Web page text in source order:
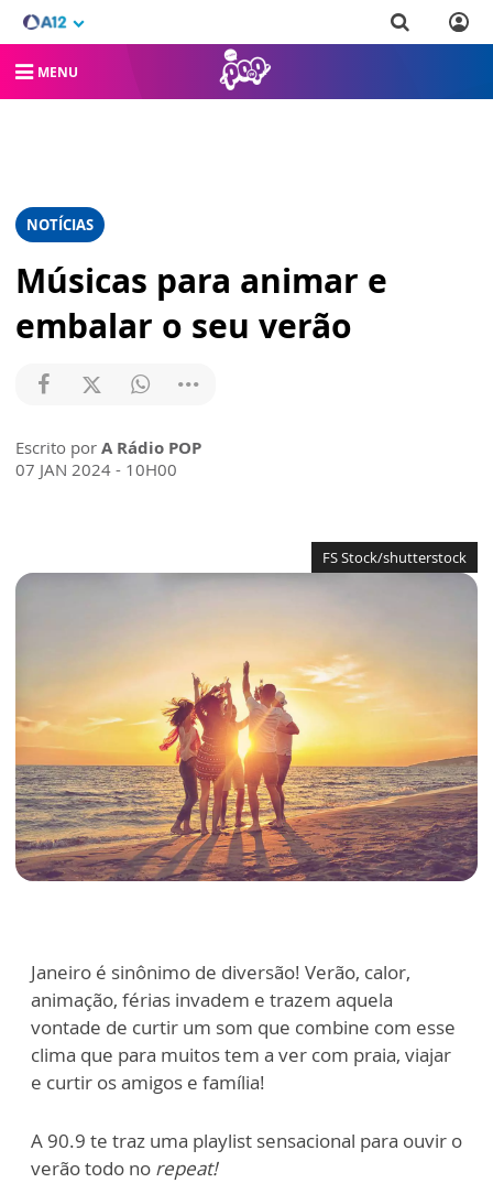
MENU
NOTÍCIAS
Músicas para animar e
embalar o seu verão
Escrito por A Rádio POP
07 JAN 2024 - 10H00
FS Stock/shutterstock
Janeiro é sinônimo de diversão! Verão, calor,
animação, férias invadem e trazem aquela
vontade de curtir um som que combine com esse
clima que para muitos tem a ver com praia, viajar
e curtir os amigos e família!
A 90.9 te traz uma playlist sensacional para ouvir o
verão todo no repeat!